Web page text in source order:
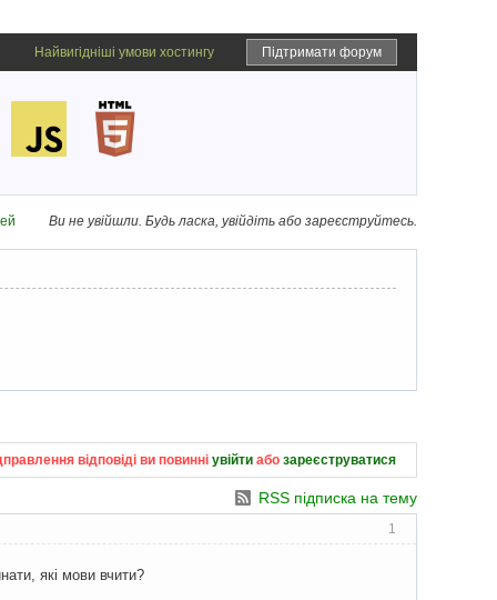
Підтримати форум
Найвигідніші умови хостингу
Ви не увійшли. Будь ласка, увійдіть або зареєструйтесь.
відповіді ви повинні увійти або зареєструватися
RSS підписка на тему
1
які мови вчити?